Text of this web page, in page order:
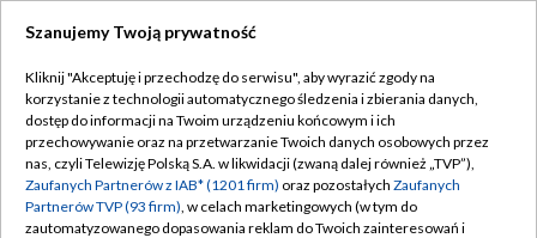
TVP
Abonament TVP
Emisja w TVP
Centrum informacji TVP
Regulamin TVP
Polityka prywatności
Moje zgody
Szanujemy Twoją prywatność
Kliknij "Akceptuję i przechodzę do serwisu", aby wyrazić zgody na
korzystanie z technologii automatycznego śledzenia i zbierania danych,
dostęp do informacji na Twoim urządzeniu końcowym i ich
przechowywanie oraz na przetwarzanie Twoich danych osobowych przez
nas, czyli Telewizję Polską S.A. w likwidacji (zwaną dalej również „TVP”),
Zaufanych Partnerów z IAB* (1201 firm) oraz pozostałych Zaufanych
Partnerów TVP (93 firm), w celach marketingowych (w tym do
zautomatyzowanego dopasowania reklam do Twoich zainteresowań i